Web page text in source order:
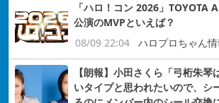
「ハロ！コン 2026」TOYOTA
公演のMVPといえば？
08/09 22:04
ハロプロちゃん
【朗報】小田さくら「弓桁朱琴
いタイプと思われたいので、シ